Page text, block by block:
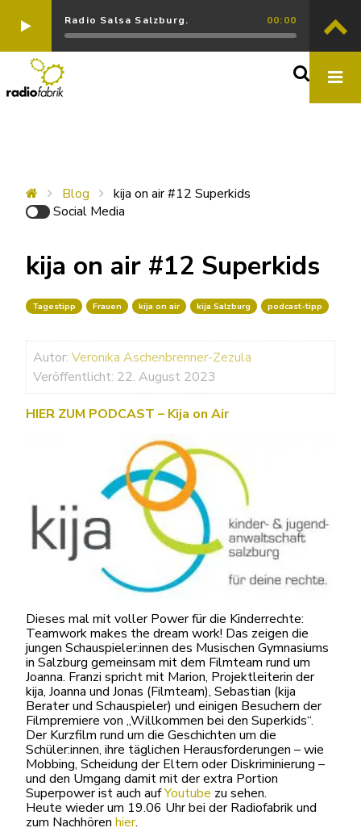
Radio Salsa Salzburg. 00:00
Blog
kija on air #12 Superkids
Social Media
kija on air #12 Superkids
Tagestipp Frauen kija on air kija Salzburg podcast-tipp
Autor: Veronika Aschenbrenner-Zezula
Veröffentlicht: 22. August 2023
HIER ZUM PODCAST – Kija on Air
Dieses mal mit voller Power für die Kinderrechte:
Teamwork makes the dream work! Das zeigen die
jungen Schauspieler:innen des Musischen Gymnasiums
in Salzburg gemeinsam mit dem Filmteam rund um
Joanna. Franzi spricht mit Marion, Projektleiterin der
kija, Joanna und Jonas (Filmteam), Sebastian (kija
Berater und Schauspieler) und einigen Besuchern der
Filmpremiere von „Willkommen bei den Superkids“.
Der Kurzfilm rund um die Geschichten um die
Schüler:innen, ihre täglichen Herausforderungen – wie
Mobbing, Scheidung der Eltern oder Diskriminierung –
und den Umgang damit mit der extra Portion
Superpower ist auch aufYoutube zu sehen.
Heute wieder um 19.06 Uhr bei der Radiofabrik und
zum Nachhören hier.